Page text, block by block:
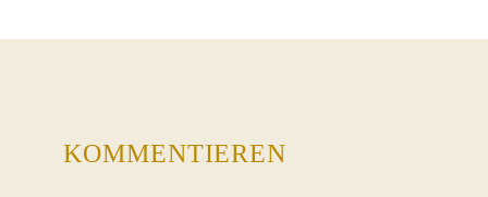
KOMMENTIEREN